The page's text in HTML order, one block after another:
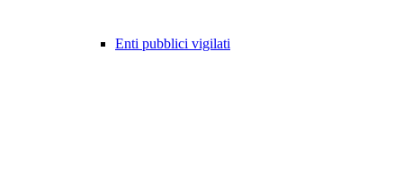
Enti pubblici vigilati